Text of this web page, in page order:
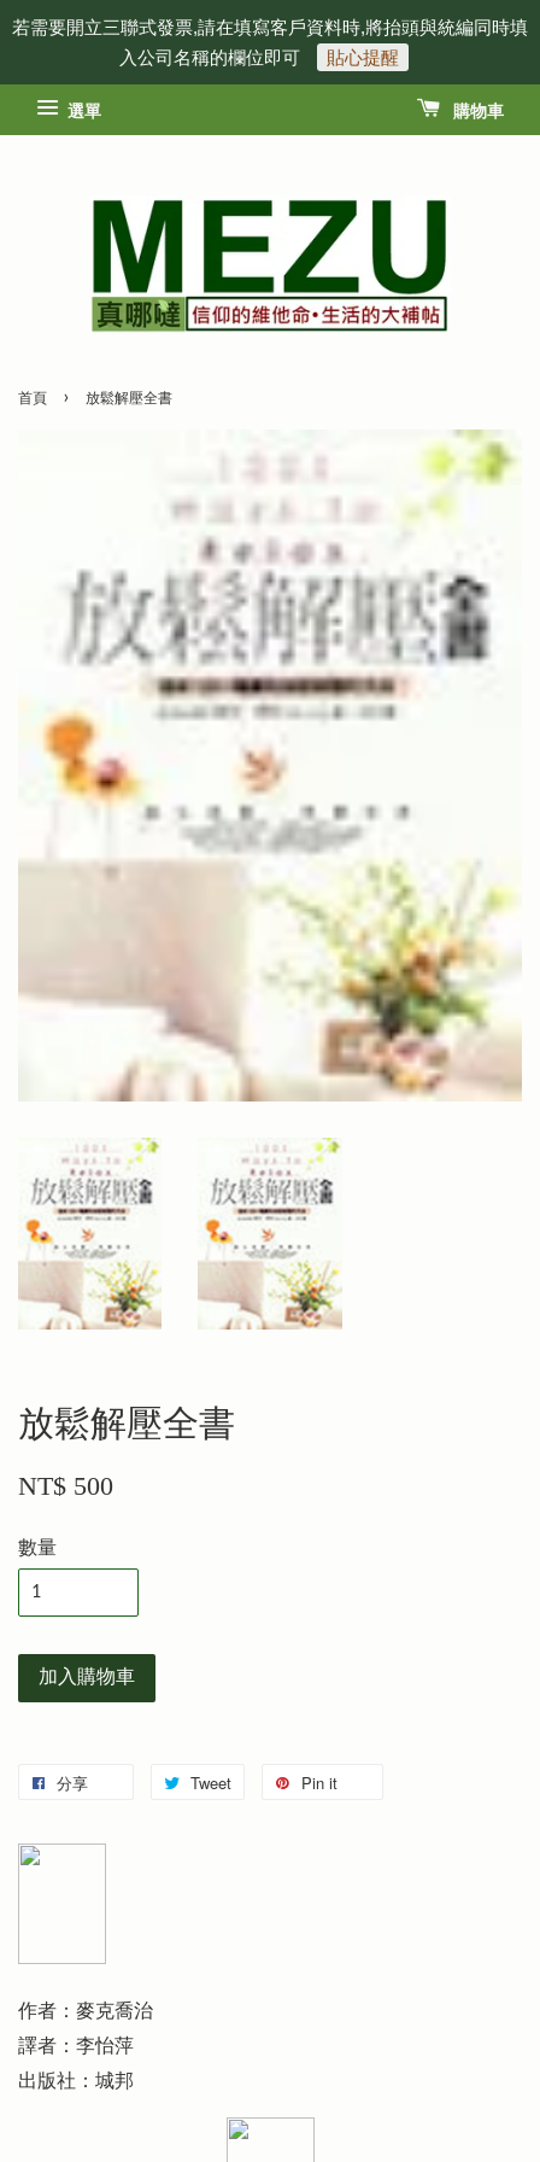
若需要開立三聯式發票,請在填寫客戶資料時,將抬頭與統編同時填
入公司名稱的欄位即可
貼心提醒
選單 購物車
首頁 › 放鬆解壓全書
放鬆解壓全書
NT$ 500
數量
加入購物車
分享 Tweet Pin it
作者：麥克喬治
譯者：李怡萍
出版社：城邦